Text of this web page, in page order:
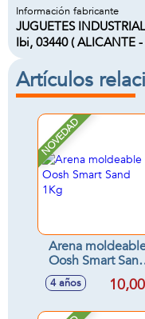
Información fabricante
JUGUETES
Ibi, 03440 ( ALICANTE
Artículos
NOVEDAD
Arena
Oosh Smart
1Kg
4 años